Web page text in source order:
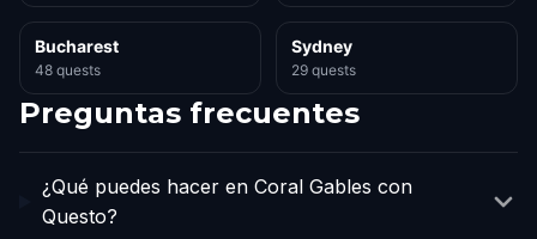
Bucharest
48 quests
Sydney
29 quests
Preguntas frecuentes
¿Qué puedes hacer en Coral Gables con
Questo?